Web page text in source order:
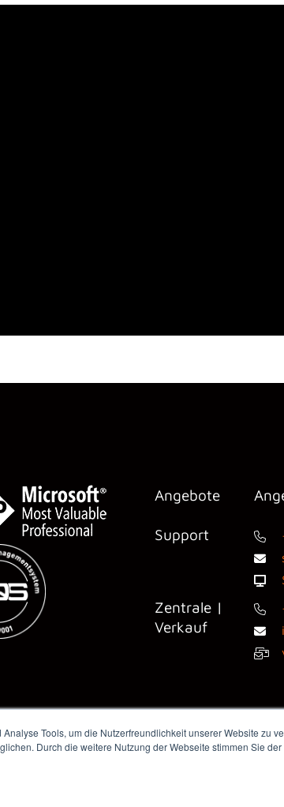
Tools, um die Nutzerfreundlichkeit unserer Website zu
Durch die weitere Nutzung der Webseite stimmen Sie
Angebote
Support
Zentrale |
Verkauf